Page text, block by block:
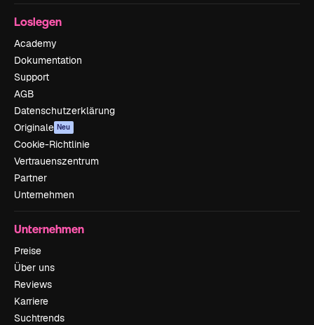
Loslegen
Academy
Dokumentation
Support
AGB
Datenschutzerklärung
Originale Neu
Cookie-Richtlinie
Vertrauenszentrum
Partner
Unternehmen
Unternehmen
Preise
Über uns
Reviews
Karriere
Suchtrends